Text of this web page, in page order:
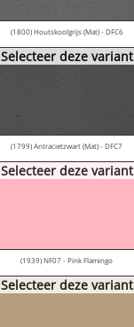
(1800) Houtskoolgrijs (Mat) - DFC6
Selecteer deze variant
(1799) Antracietzwart (Mat) - DFC7
Selecteer deze variant
(1939) NF07 - Pink Flamingo
Selecteer deze variant